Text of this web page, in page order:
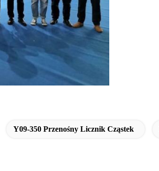
Y09-350 Przenośny Licznik Cząstek